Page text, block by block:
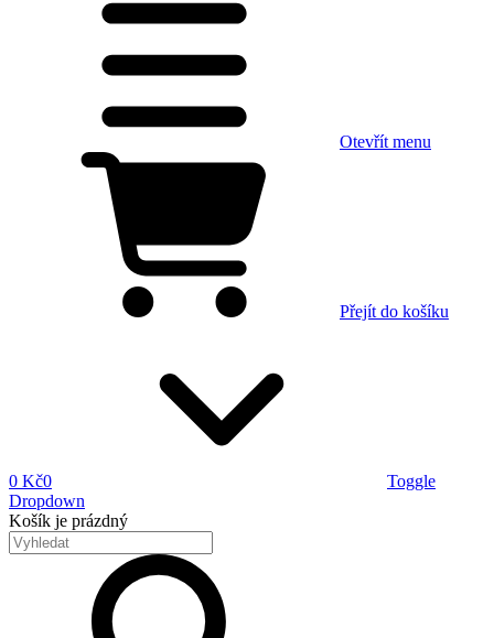
Otevřít menu
Přejít do košíku
0 Kč0
Toggle
Dropdown
Košík je prázdný